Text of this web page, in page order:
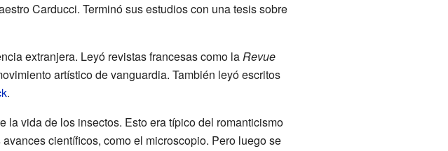
Carducci. Terminó sus estudios con una tesis sobre
extranjera. Leyó revistas francesas como laRevue
artístico de vanguardia. También leyó escritos
.
la vida de los insectos. Esto era típico del romanticismo
científicos, como el microscopio. Pero luego se